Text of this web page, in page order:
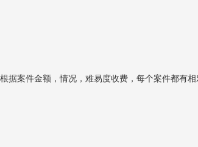
案件金额，情况，难易度收费，每个案件都有相